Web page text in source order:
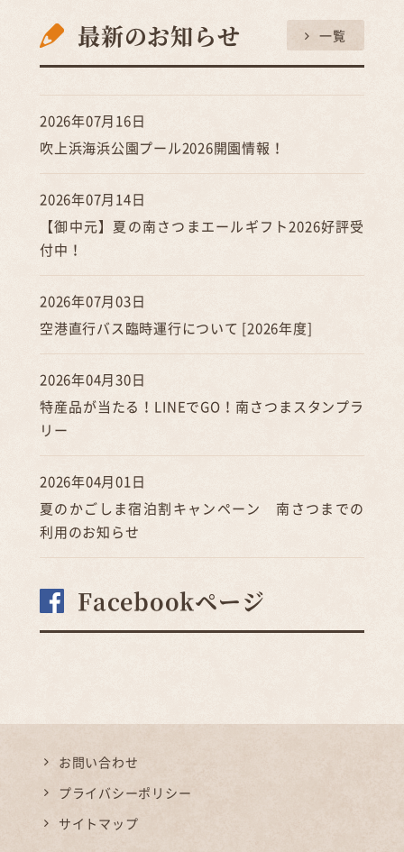
最新のお知らせ
吹上浜海浜公園プール2026開園情報！
2026年07月16日
【御中元】夏の南さつまエールギフト2026好評受
付中！
2026年07月14日
空港直行バス臨時運行について [2026年度]
2026年07月03日
特産品が当たる！LINEでGO！南さつまスタンプラ
リー
2026年04月30日
夏のかごしま宿泊割キャンペーン 南さつまでの
利用のお知らせ
2026年04月01日
一覧
Facebookページ
お問い合わせ
プライバシーポリシー
サイトマップ